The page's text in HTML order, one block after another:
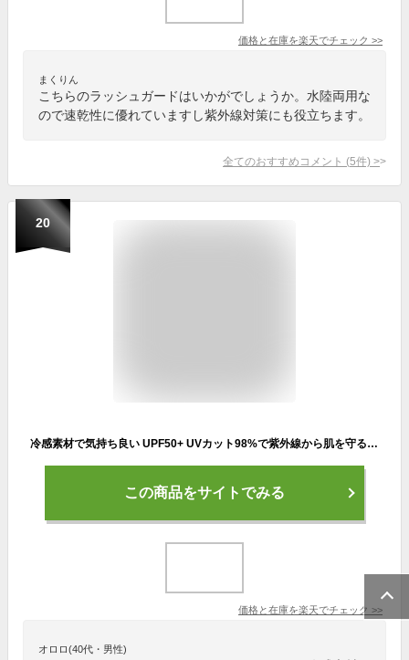
価格と在庫を楽天でチェック >>
まくりん
こちらのラッシュガードはいかがでしょうか。水陸両用な
ので速乾性に優れていますし紫外線対策にも役立ちます。
全てのおすすめコメント (5件) >
20
冷感素材で気持ち良い UPF50+ UVカット98%で紫外線から肌を守る ラッシュガード メンズ パーカー 夏 薄手 長袖 吸水 速乾 4WAYストレッチ生地 耐塩加工 冷感 アウトドア キャンプ 釣り 海 海水浴 海外旅行 人気 ブランド ペアルック LAD WEATHER ラドウェザー
この商品をサイトでみる
価格と在庫を楽天でチェック >>
オロロ(40代・男性)